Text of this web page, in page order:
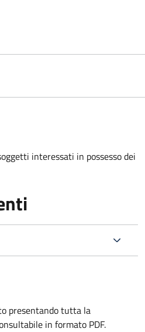
interessati in possesso dei
presentando tutta la
in formato PDF.